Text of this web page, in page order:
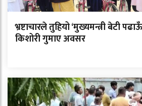
भ्रष्टाचारले तुहियो ‘मुख्यमन्त्री बेटी
किशोरी गुमाए अवसर